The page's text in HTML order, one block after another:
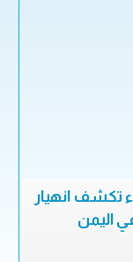
تكشف انهيار
اليمن